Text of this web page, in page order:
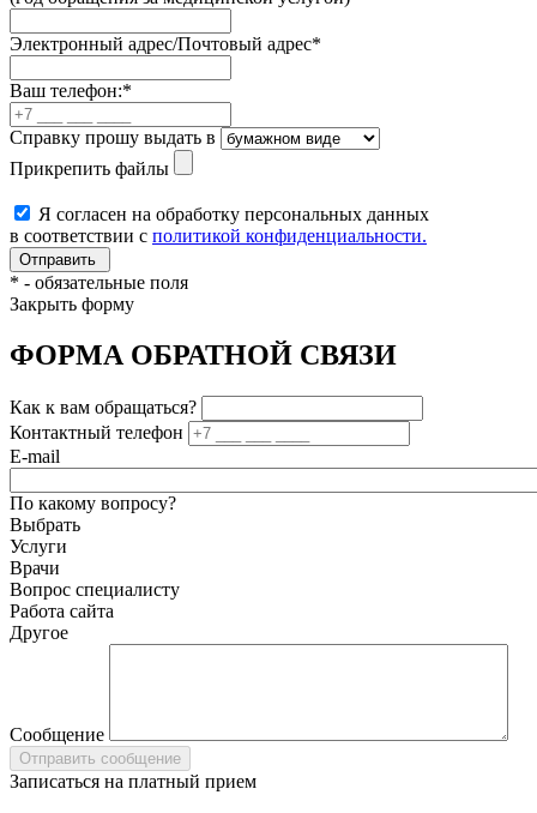
Электронный адрес/Почтовый адрес*
Ваш телефон:*
Справку прошу выдать в
Прикрепить файлы
Я согласен на обработку персональных данных
в соответствии с политикой конфиденциальности.
* - обязательные поля
Закрыть форму
ФОРМА ОБРАТНОЙ СВЯЗИ
Как к вам обращаться?
Контактный телефон
E-mail
По какому вопросу?
Выбрать
Услуги
Врачи
Вопрос специалисту
Работа сайта
Другое
Сообщение
Записаться на платный прием